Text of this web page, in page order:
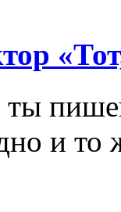
ты
и то